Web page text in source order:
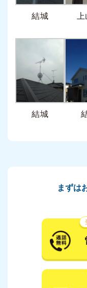
結城
結城
まずは